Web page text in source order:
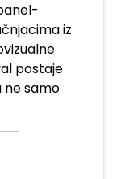
iz
postaje
ne samo